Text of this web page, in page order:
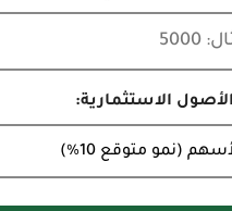
الاستثمارية: